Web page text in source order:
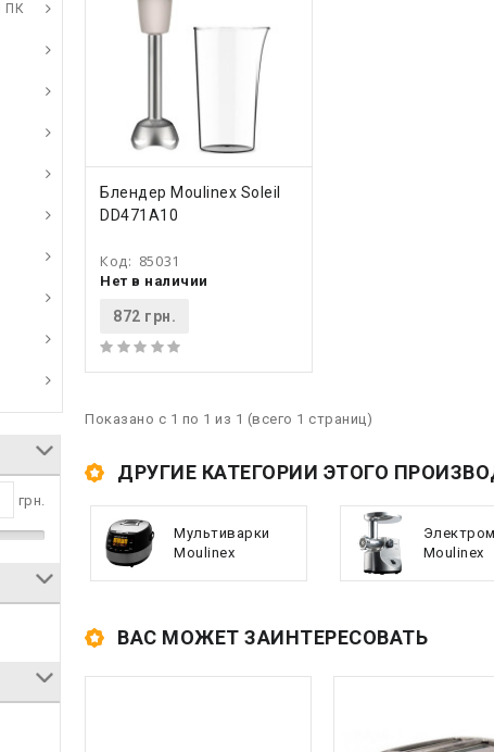
ПК
грн.
КУПИТЬ
Блендер Moulinex Soleil
DD471A10
Код: 85031
Нет в наличии
872 грн.
Показано с 1 по 1 из 1 (всего 1 страниц)
ДРУГИЕ КАТЕГОРИИ ЭТОГО
Мультиварки
Moulinex
Moulinex
ВАС МОЖЕТ ЗАИНТЕРЕСОВАТЬ